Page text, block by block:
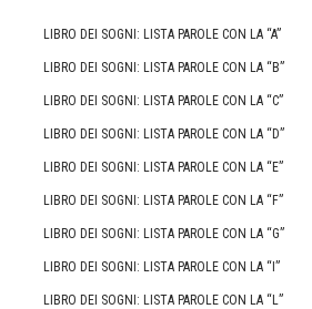
LIBRO DEI SOGNI: LISTA PAROLE CON LA “A”
LIBRO DEI SOGNI: LISTA PAROLE CON LA “B”
LIBRO DEI SOGNI: LISTA PAROLE CON LA “C”
LIBRO DEI SOGNI: LISTA PAROLE CON LA “D”
LIBRO DEI SOGNI: LISTA PAROLE CON LA “E”
LIBRO DEI SOGNI: LISTA PAROLE CON LA “F”
LIBRO DEI SOGNI: LISTA PAROLE CON LA “G”
LIBRO DEI SOGNI: LISTA PAROLE CON LA “I”
LIBRO DEI SOGNI: LISTA PAROLE CON LA “L”